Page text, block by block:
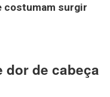
costumam surgir
dor de cabeça